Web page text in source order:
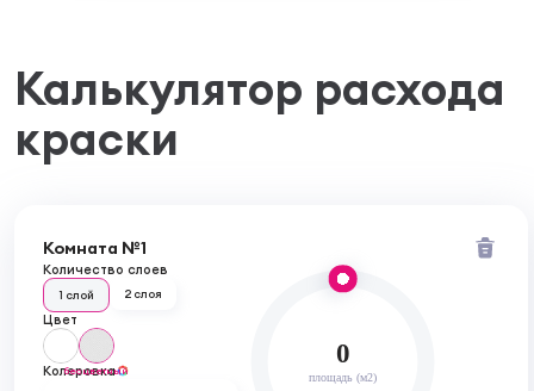
Калькулятор расхода
краски
Комната №1
Количество слоев
1 слой 2 слоя
Цвет
бесцветный
Колеровка
0
площадь (м2)